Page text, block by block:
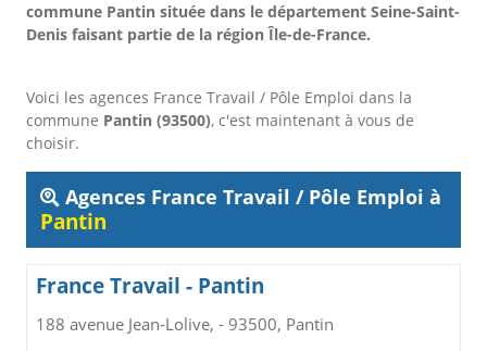
commune Pantin située dans le département Seine-Saint-
Denis faisant partie de la région Île-de-France.
Voici les agences France Travail / Pôle Emploi dans la
commune Pantin (93500), c'est maintenant à vous de
choisir.
Agences France Travail / Pôle Emploi à
Pantin
France Travail - Pantin
188 avenue Jean-Lolive, - 93500, Pantin